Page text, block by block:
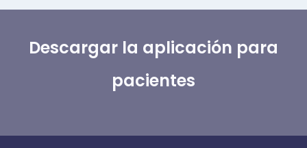
Descargar la aplicación para
pacientes